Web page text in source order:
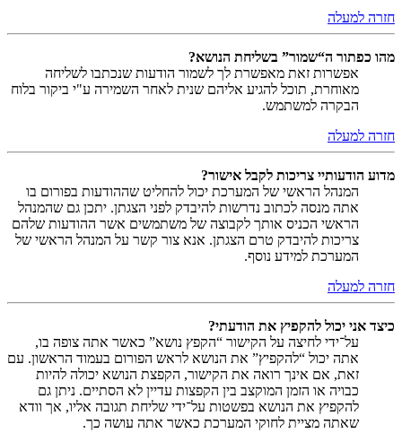
חזרה למעלה
מהו כפתור ה“שמור” בשליחת הנושא?
אפשרות זאת מאפשרת לך לשמור הודעות שנכתבו לשליחה
מאוחרת, תוכל להגיע אליהם שנית לאחר השמירה ע"י ביקור בלוח
הבקרה למשתמש.
חזרה למעלה
מדוע הודעותיי צריכות לקבל אישור?
המנהל הראשי של המערכת יכול להחליט שההודעות בפורום בו
אתה מנסה לכתוב נדרשות להיבדק לפני הצגתן. יתכן גם שהמנהל
הראשי הכניס אותך לקבוצה של משתמשים אשר ההודעות שלהם
צריכות להיבדק טרם הצגתן. אנא צור קשר על המנהל הראשי של
המערכת למידע נוסף.
חזרה למעלה
כיצד אני יכול להקפיץ את הודעתי?
על־ידי לחיצה על הקישור “הקפץ נושא” כאשר אתה צופה בו,
אתה יכול “להקפיץ” את הנושא לראש הפורום בעמוד הראשון. עם
זאת, אם אינך רואה את הקישור, הקפצת הנושא יכולה להיות
כבויה או הזמן המוקצב בין הקפצות עדיין לא הסתיים. ניתן גם
להקפיץ את הנושא בפשטות על־ידי שליחת תגובה אליו, אך וודא
שאתה מציית לחוקי המערכת כאשר אתה עושה כך.